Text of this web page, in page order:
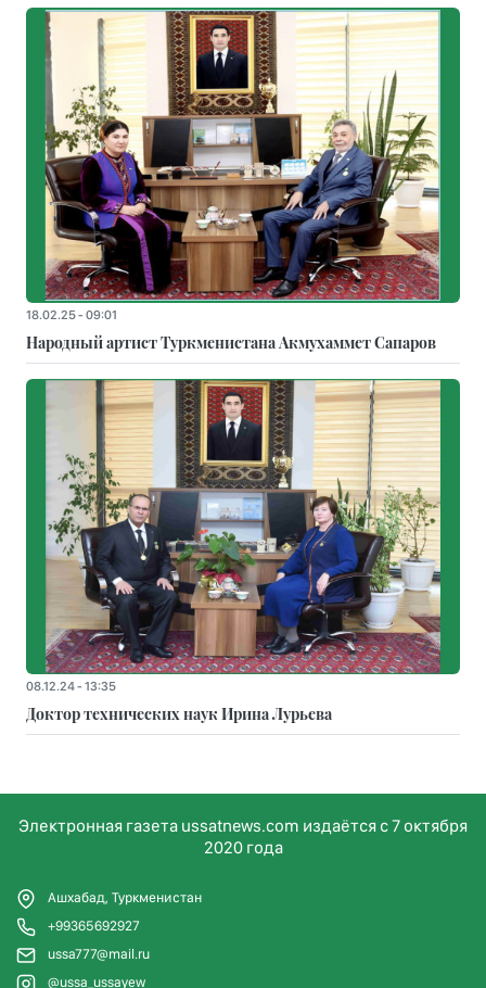
18.02.25 - 09:01
Народный артист Туркменистана Акмухаммет Сапаров
08.12.24 - 13:35
Доктор технических наук Ирина Лурьева
Электронная газета ussatnews.com издаётся с 7 октября
2020 года
Ашхабад, Туркменистан
+99365692927
ussa777@mail.ru
@ussa_ussayew